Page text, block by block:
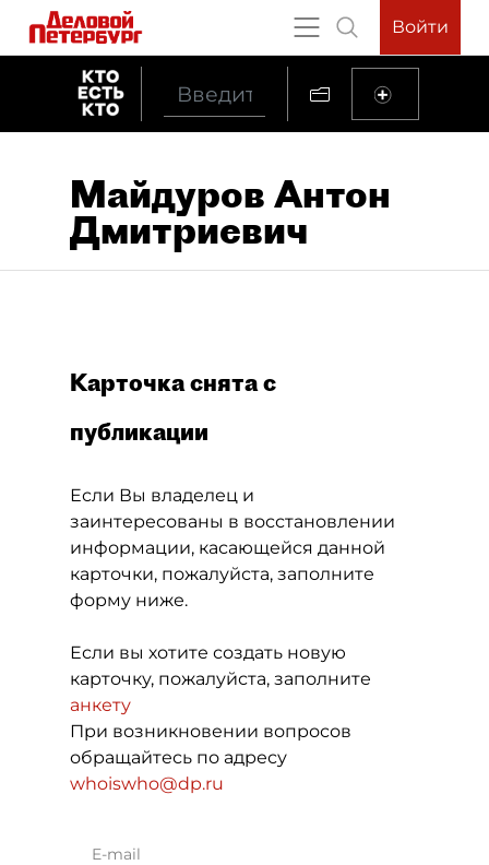
Войти
Майдуров Антон
Дмитриевич
Карточка снята с
публикации
Если Вы владелец и
заинтересованы в восстановлении
информации, касающейся данной
карточки, пожалуйста, заполните
форму ниже.
Если вы хотите создать новую
карточку, пожалуйста, заполните
анкету
При возникновении вопросов
обращайтесь по адресу
whoiswho@dp.ru
E-mail